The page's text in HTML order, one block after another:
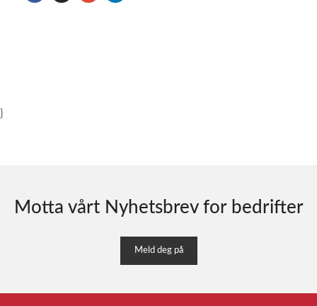
}
Motta vårt Nyhetsbrev for bedrifter
Meld deg på